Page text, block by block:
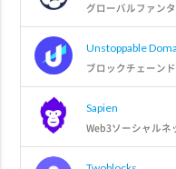
グローバルファン
Unstoppable
ブロックチェーン
Sapien
Web3ソーシャルネ